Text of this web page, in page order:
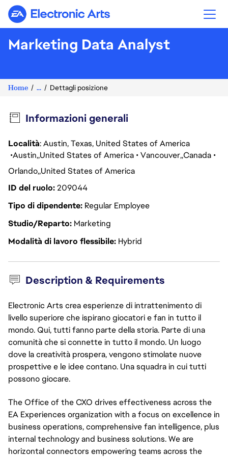
Electronic Arts
Marketing Data Analyst
Home ... Dettagli posizione
Informazioni generali
Località: Austin, Texas, United States of America
Austin United States of America Vancouver Canada
Orlando United States of America
ID del ruolo209044
Tipo di dipendente Regular Employee
Studio/Reparto Marketing
Modalità di lavoro flessibile Hybrid
Description & Requirements
Electronic Arts crea esperienze di intrattenimento di
livello superiore che ispirano giocatori e fan in tutto il
mondo. Qui, tutti fanno parte della storia. Parte di una
comunità che si connette in tutto il mondo. Un luogo
dove la creatività prospera, vengono stimolate nuove
prospettive e le idee contano. Una squadra in cui tutti
possono giocare.
The Office of the CXO drives effectiveness across the
EA Experiences organization with a focus on excellence in
business operations, comprehensive fan intelligence, plus
internal technology and business solutions. We are
horizontal connectors empowering teams across the